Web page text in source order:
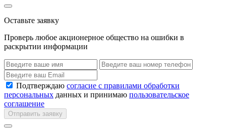
Оставьте заявку
Проверь любое акционерное общество на ошибки в
раскрытии информации
Подтверждаю согласие с правилами обработки
персональных данных и принимаю пользовательское
соглашение
Отправить заявку